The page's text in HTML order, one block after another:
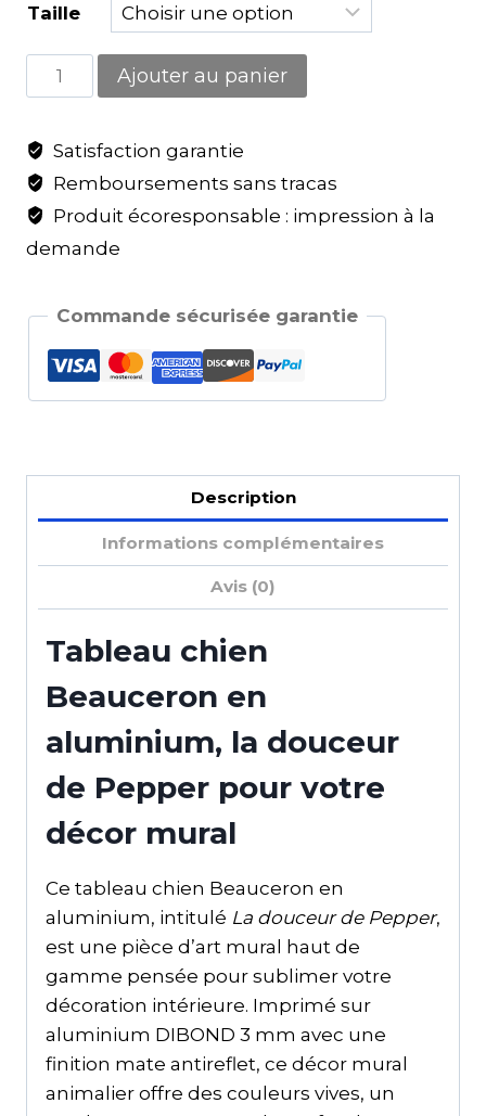
Taille
Ajouter au panier
Satisfaction garantie
Remboursements sans tracas
Produit écoresponsable : impression à la
demande
Commande sécurisée garantie
Description
Informations complémentaires
Avis (0)
Tableau chien
Beauceron en
aluminium, la douceur
de Pepper pour votre
décor mural
Ce tableau chien Beauceron en
aluminium, intitulé La douceur de Pepper,
est une pièce d’art mural haut de
gamme pensée pour sublimer votre
décoration intérieure. Imprimé sur
aluminium DIBOND 3 mm avec une
finition mate antireflet, ce décor mural
animalier offre des couleurs vives, un